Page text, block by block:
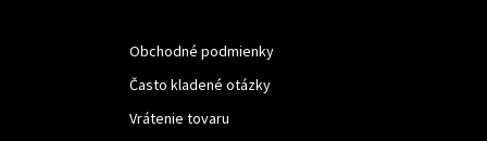
Obchodné podmienky
Často kladené otázky
Vrátenie tovaru